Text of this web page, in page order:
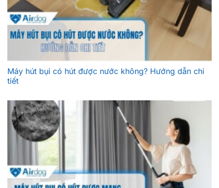
Máy hút bụi có hút được nước không? Hướng dẫn chi
tiết